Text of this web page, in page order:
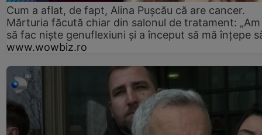
Cum a aflat, de fapt, Alina Pușcău că are cancer.
Mărturia făcută chiar din salonul de tratament:
să fac niște genuflexiuni și a început să mă înțepe
www.wowbiz.ro